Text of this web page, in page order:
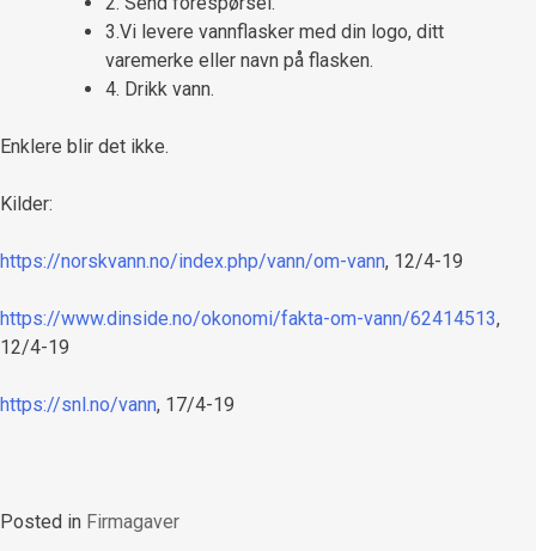
3.Vi levere vannflasker med din logo, ditt
varemerke eller navn på flasken.
4. Drikk vann.
Enklere blir det ikke.
Kilder:
https://norskvann.no/index.php/vann/om-vann, 12/4-19
https://www.dinside.no/okonomi/fakta-om-vann/62414513,
12/4-19
https://snl.no/vann, 17/4-19
Posted in Firmagaver